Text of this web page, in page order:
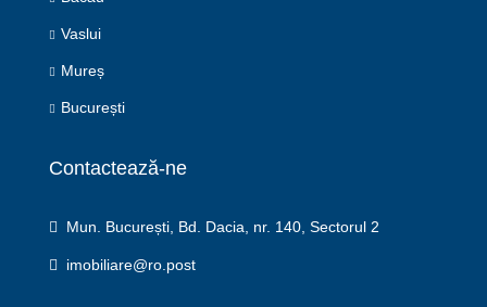
Vaslui
Mureș
București
Contactează-ne
Mun. București, Bd. Dacia, nr. 140, Sectorul 2
imobiliare@ro.post